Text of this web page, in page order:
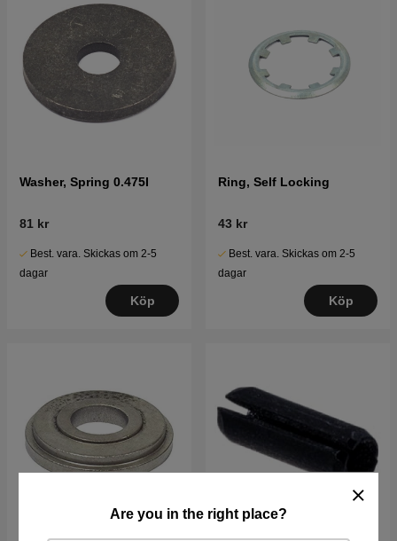
Are you in the right place?
Washer, Spring 0.475I
81 kr
Best. vara. Skickas om 2-5
dagar
Köp
Ring, Self Locking
43 kr
Best. vara. Skickas om 2-5
dagar
Köp